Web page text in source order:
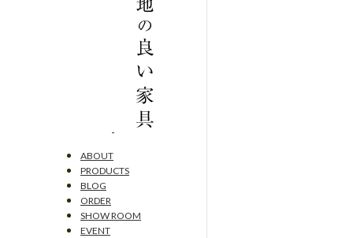
ABOUT
PRODUCTS
BLOG
ORDER
SHOW ROOM
EVENT